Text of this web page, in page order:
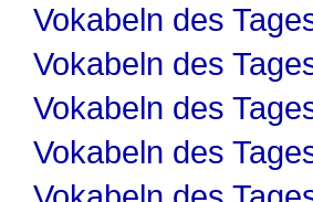
Vokabeln des
Vokabeln des
Vokabeln des
Vokabeln des